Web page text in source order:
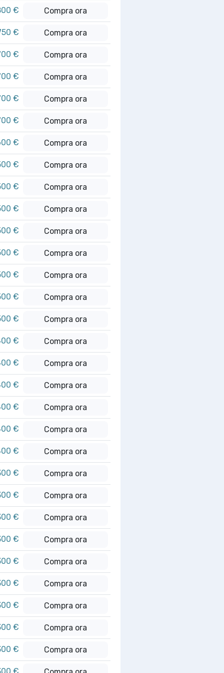
€ Compra ora
€ Compra ora
€ Compra ora
€ Compra ora
€ Compra ora
€ Compra ora
€ Compra ora
€ Compra ora
€ Compra ora
€ Compra ora
€ Compra ora
€ Compra ora
€ Compra ora
€ Compra ora
€ Compra ora
€ Compra ora
€ Compra ora
€ Compra ora
€ Compra ora
€ Compra ora
€ Compra ora
€ Compra ora
€ Compra ora
€ Compra ora
€ Compra ora
€ Compra ora
€ Compra ora
€ Compra ora
€ Compra ora
€ Compra ora